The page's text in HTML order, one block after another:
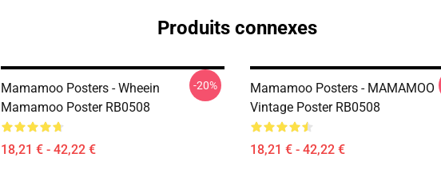
Produits connexes
Mamamoo Posters - Wheein
Mamamoo Poster RB0508
18,21 € - 42,22 €
-20%
Mamamoo Posters - MAMAMOO
Vintage Poster RB0508
18,21 € - 42,22 €